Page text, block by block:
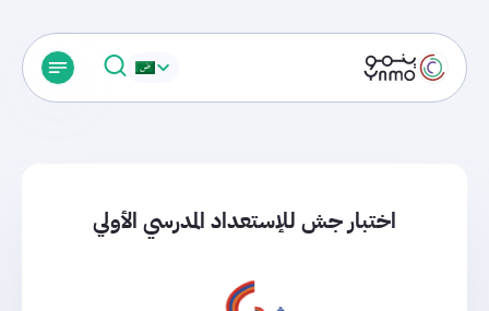
اختبار جش للإستعداد المدرسي الأولي